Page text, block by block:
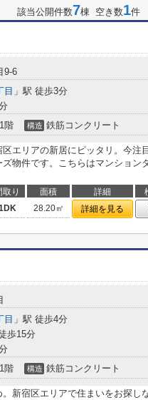
該当公開件数7棟 空き数1件
9-6
目 」駅 徒歩3分
階 構造 鉄筋コンクリート
区エリアの新居にピッタリ。今注
物件です。こちらはマンション
取り 面積 詳細
28.20㎡ 詳細を見る
目 」駅 徒歩4分
歩15分
階 構造 鉄筋コンクリート
新宿区エリアで住まいをお探し